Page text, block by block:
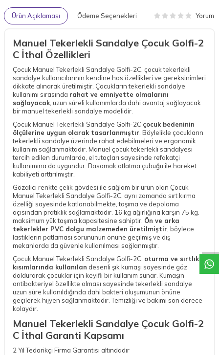
Ürün Açıklaması Ödeme Seçenekleri Yorum
Manuel Tekerlekli Sandalye Çocuk Golfi-2
C İthal Özellikleri
Çocuk Manuel Tekerlekli Sandalye Golfi-2C, çocuk tekerlekli
sandalye kullanıcılarının kendine has özellikleri ve gereksinimleri
dikkate alınarak üretilmiştir. Çocukların tekerlekli sandalye
kullanımı sırasında rahat ve emniyette olmalarını
sağlayacak , uzun süreli kullanımlarda dahi avantaj sağlayacak
bir manuel tekerlekli sandalye modelidir.
Çocuk Manuel Tekerlekli Sandalye Golfi-2C çocuk bedeninin
ölçülerine uygun olarak tasarlanmıştır . Böylelikle çocukların
tekerlekli sandalye üzerinde rahat edebilmeleri ve ergonomik
kullanım sağlanmaktadır. Manuel çocuk tekerlekli sandalyesi
tercih edilen durumlarda, el tutaçları sayesinde refakatçi
kullanımına da uygundur. Basamak atlatma çubuğu ile hareket
kabiliyeti arttırılmıştır.
Gözalıcı renkte çelik gövdesi ile sağlam bir ürün olan Çocuk
Manuel Tekerlekli Sandalye Golfi-2C, aynı zamanda sırt kırma
özelliği sayesinde katlanabilmekte, taşıma ve depolama
açısından pratiklik sağlamaktadır. 16 kg ağırlığına karşın 75 kg.
maksimum yük taşıma kapasitesine sahiptir. Ön ve arka
tekerlekler PVC dolgu malzemeden üretilmiştir , böylece
lastiklerin patlaması sorununun önüne geçilmiş ve dış
mekanlarda da güvenle kullanılması sağlanmıştır.
Çocuk Manuel Tekerlekli Sandalye Golfi-2C, oturma ve sırtlık
kısımlarında kullanılan desenli şık kumaşı sayesinde göz
doldurarak çocuklar için keyifli bir kullanım sunar. Kumaşın
antibakteriyel özellikte olması sayesinde tekerlekli sandalye
uzun süre kullanıldığında dahi bakteri oluşumunun önüne
geçilerek hijyen sağlanmaktadır. Temizliği ve bakımı son derece
kolaydır.
Manuel Tekerlekli Sandalye Çocuk Golfi-2
C İthal Garanti Kapsamı
2 Yıl Tedarikçi Firma Garantisi altındadır